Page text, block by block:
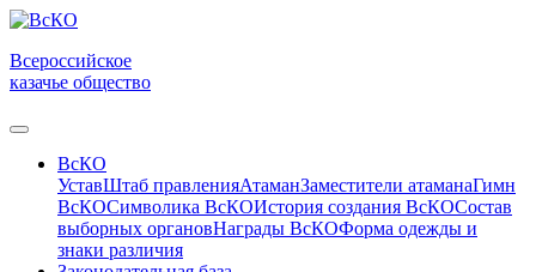
Всероссийское
казачье общество
ВсКО
УставШтаб правленияАтаманЗаместители атаманаГимн
ВсКОСимволика ВсКОИстория создания ВсКОСостав
выборных органовНаграды ВсКОФорма одежды и
знаки различия